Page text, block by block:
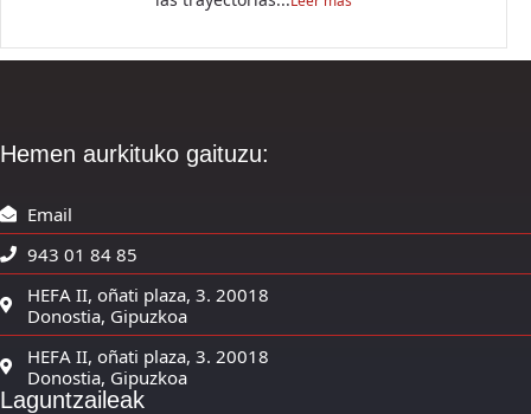
Hemen aurkituko gaituzu:
Email
943 01 84 85
HEFA II, oñati plaza, 3. 20018
Donostia, Gipuzkoa
HEFA II, oñati plaza, 3. 20018
Donostia, Gipuzkoa
Laguntzaileak